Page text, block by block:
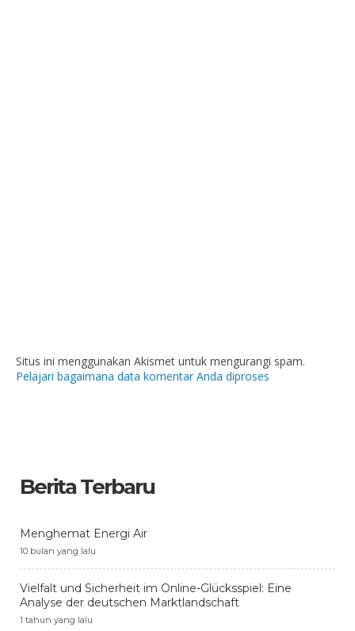
Situs ini menggunakan Akismet untuk mengurangi spam.
Pelajari bagaimana data komentar Anda diproses
Berita Terbaru
Menghemat Energi Air
10 bulan yang lalu
Vielfalt und Sicherheit im Online-Glücksspiel: Eine
Analyse der deutschen Marktlandschaft
1 tahun yang lalu